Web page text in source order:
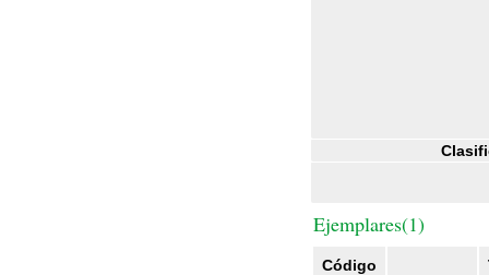
Ejemplares(1)
Código